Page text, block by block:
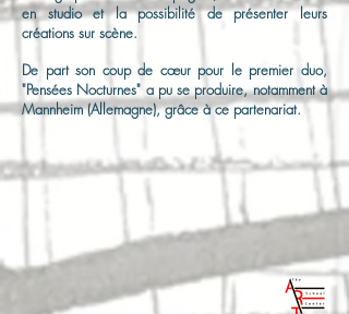
en studio et la possibilité de présenter leurs
créations sur scène.
De part son coup de cœur pour le premier duo,
"Pensées Nocturnes" a pu se produire, notamment à
Mannheim (Allemagne), grâce à ce partenariat.